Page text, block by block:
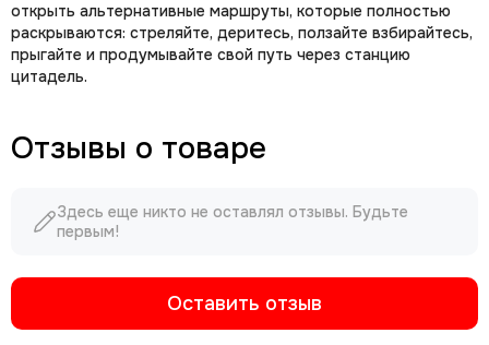
открыть альтернативные маршруты, которые полностью
раскрываются: стреляйте, деритесь, ползайте взбирайтесь,
прыгайте и продумывайте свой путь через станцию
цитадель.
Отзывы о товаре
Здесь еще никто не оставлял отзывы. Будьте
первым!
Оставить отзыв